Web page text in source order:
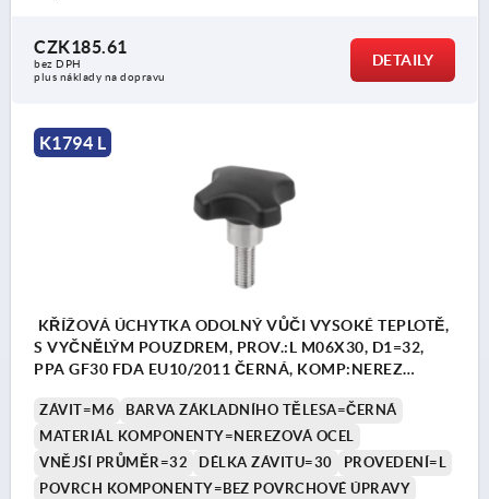
CZK185.61
bez DPH
plus náklady na dopravu
DETAILY
K1794 L
KŘÍŽOVÁ ÚCHYTKA ODOLNÝ VŮČI VYSOKÉ TEPLOTĚ,
S VYČNĚLÝM POUZDREM, PROV.:L M06X30, D1=32,
PPA GF30 FDA EU10/2011 ČERNÁ, KOMP:NEREZ
ZÁVIT=M6
BARVA ZÁKLADNÍHO TĚLESA=ČERNÁ
MATERIÁL KOMPONENTY=NEREZOVÁ OCEL
VNĚJŠÍ PRŮMĚR=32
DÉLKA ZÁVITU=30
PROVEDENÍ=L
POVRCH KOMPONENTY=BEZ POVRCHOVÉ ÚPRAVY